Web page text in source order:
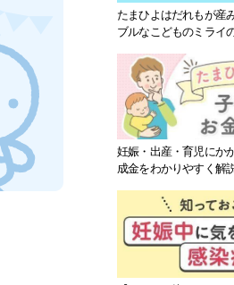
たまひよはだれもが産
ブルなこどものミライ
妊娠・出産・育児にか
成金をわかりやすく解